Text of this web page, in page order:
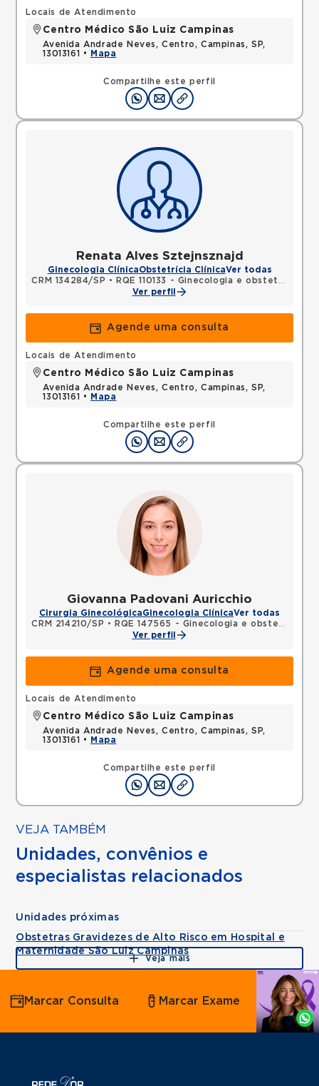
Compartilhe este perfil
Locais de Atendimento
Centro Médico São Luiz Campinas
Avenida Andrade Neves, Centro, Campinas, SP,
13013161 •
Mapa
Renata Alves Sztejnsznajd
Ginecologia ClínicaObstetrícia ClínicaVer todas
CRM 134284/SP •
RQE 110133 - Ginecologia e obstetrícia
Ver perfil
Agende uma consulta
Compartilhe este perfil
Locais de Atendimento
Centro Médico São Luiz Campinas
Avenida Andrade Neves, Centro, Campinas, SP,
13013161 •
Mapa
Giovanna Padovani Auricchio
Cirurgia GinecológicaGinecologia ClínicaVer todas
CRM 214210/SP •
RQE 147565 - Ginecologia e obstetrícia
Ver perfil
Agende uma consulta
Compartilhe este perfil
Locais de Atendimento
Centro Médico São Luiz Campinas
Avenida Andrade Neves, Centro, Campinas, SP,
13013161 •
Mapa
VEJA TAMBÉM
Unidades, convênios e
especialistas relacionados
Unidades próximas
Obstetras Gravidezes de Alto Risco em Hospital e
Maternidade São Luiz Campinas
Veja mais
Agende
por
Whatsapp
Marcar Consulta Marcar Exame